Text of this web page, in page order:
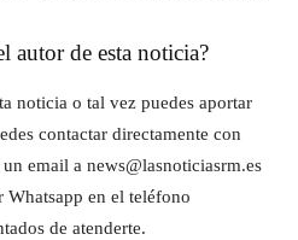
autor de esta noticia?
noticia o tal vez puedes aportar
contactar directamente con
email a news@lasnoticiasrm.es
Whatsapp en el teléfono
de atenderte.